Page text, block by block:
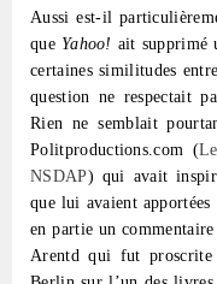
Aussi est-il
que Yahoo! ait supprimé
certaines similitudes
question ne respectait
Rien ne semblait
Politproductions.com (
NSDAP) qui avait
que lui avaient
en partie un commentaire
Arentd qui fut